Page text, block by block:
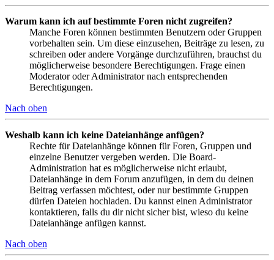
Warum kann ich auf bestimmte Foren nicht zugreifen?
Manche Foren können bestimmten Benutzern oder Gruppen
vorbehalten sein. Um diese einzusehen, Beiträge zu lesen, zu
schreiben oder andere Vorgänge durchzuführen, brauchst du
möglicherweise besondere Berechtigungen. Frage einen
Moderator oder Administrator nach entsprechenden
Berechtigungen.
Nach oben
Weshalb kann ich keine Dateianhänge anfügen?
Rechte für Dateianhänge können für Foren, Gruppen und
einzelne Benutzer vergeben werden. Die Board-
Administration hat es möglicherweise nicht erlaubt,
Dateianhänge in dem Forum anzufügen, in dem du deinen
Beitrag verfassen möchtest, oder nur bestimmte Gruppen
dürfen Dateien hochladen. Du kannst einen Administrator
kontaktieren, falls du dir nicht sicher bist, wieso du keine
Dateianhänge anfügen kannst.
Nach oben